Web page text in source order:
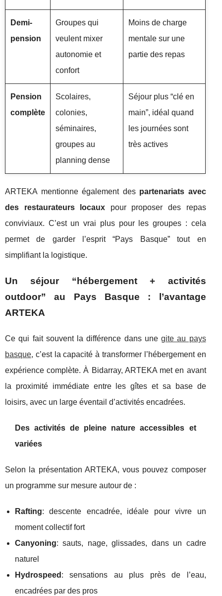
Demi-
pension
Groupes qui
veulent mixer
autonomie et
confort
Moins de charge
mentale sur une
partie des repas
Pension
complète
Scolaires,
colonies,
séminaires,
groupes au
planning dense
Séjour plus “clé en
main”, idéal quand
les journées sont
très actives
ARTEKA mentionne également des partenariats avec
des restaurateurs locaux pour proposer des repas
conviviaux. C’est un vrai plus pour les groupes : cela
permet de garder l’esprit “Pays Basque” tout en
simplifiant la logistique.
Un séjour “hébergement + activités
outdoor” au Pays Basque : l’avantage
ARTEKA
Ce qui fait souvent la différence dans unegite au pays
basque, c’est la capacité à transformer l’hébergement en
expérience complète. À Bidarray, ARTEKA met en avant
la proximité immédiate entre les gîtes et sa base de
loisirs, avec un large éventail d’activités encadrées.
Des activités de pleine nature accessibles et
variées
Selon la présentation ARTEKA, vous pouvez composer
un programme sur mesure autour de :
Rafting: descente encadrée, idéale pour vivre un
moment collectif fort
Canyoning: sauts, nage, glissades, dans un cadre
naturel
Hydrospeed : sensations au plus près de l’eau,
encadrées par des pros